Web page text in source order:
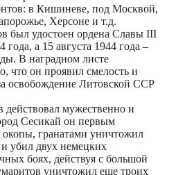
в Кишиневе, под Москвой,
Херсоне и т.д.
был удостоен ордена Славы III
а 15 августа 1944 года –
В наградном листе
что он проявил смелость и
освобождение Литовской ССР
мужественно и
Сесикай он первым
окопы, гранатами уничтожил
убил двух немецких
боях, действуя с большой
уничтожил еще троих